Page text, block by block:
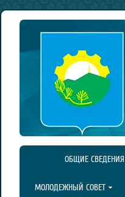
ОБЩИЕ СВЕДЕНИЯ
МОЛОДЕЖНЫЙ СОВЕТ